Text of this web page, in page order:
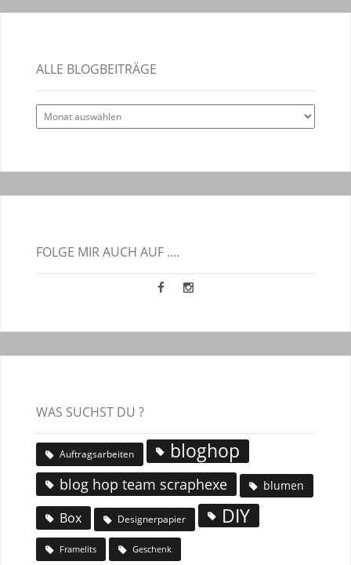
ALLE BLOGBEITRÄGE
Alle
Blogbeiträge
FOLGE MIR AUCH AUF ....
WAS SUCHST DU ?
Auftragsarbeiten bloghop
blog hop team scraphexe blumen
Box Designerpapier DIY
Framelits Geschenk